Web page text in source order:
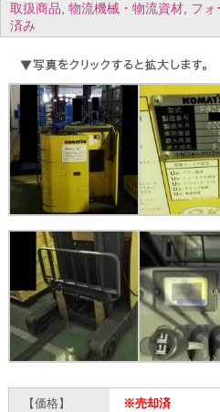
取扱商品, 物流機械・物流資材, フォ
済み
【価格】 ※売却済